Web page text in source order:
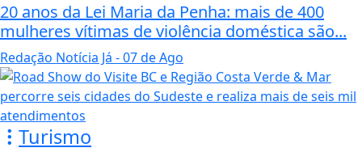
20 anos da Lei Maria da Penha: mais de 400
mulheres vítimas de violência doméstica são...
Redação Notícia Já - 07 de Ago
Turismo